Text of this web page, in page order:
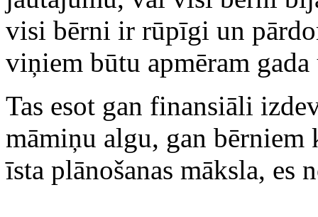
visi bērni ir rūpīgi un
viņiem būtu apmēram
Tas esot gan finansiāli
māmiņu algu, gan
īsta plānošanas māksla, es